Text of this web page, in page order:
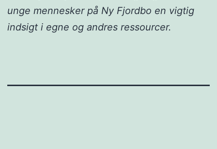
unge mennesker på Ny Fjordbo en vigtig
indsigt i egne og andres ressourcer.